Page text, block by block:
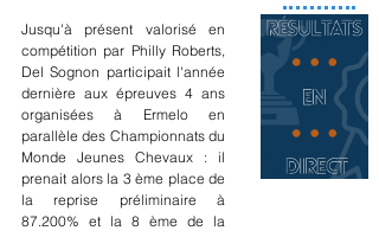
Jusqu'à présent valorisé en
compétition par Philly Roberts,
Del Sognon participait l'année
dernière aux épreuves 4 ans
organisées à Ermelo en
parallèle des Championnats du
Monde Jeunes Chevaux : il
prenait alors la 3 ème place de
la reprise préliminaire à
87.200% et la 8 ème de la